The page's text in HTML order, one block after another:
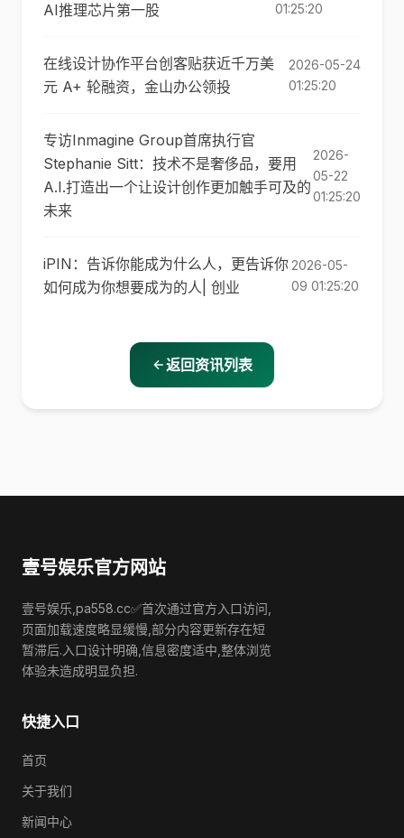
AI推理芯片第一股
01:25:20
在线设计协作平台创客贴获近千万美
元 A+ 轮融资，金山办公领投
2026-05-24
01:25:20
专访Inmagine Group首席执行官
Stephanie Sitt：技术不是奢侈品，要用
A.I.打造出一个让设计创作更加触手可及的
未来
2026-
05-22
01:25:20
iPIN：告诉你能成为什么人，更告诉你
如何成为你想要成为的人| 创业
2026-05-
09 01:25:20
返回资讯列表
壹号娱乐官方网站
壹号娱乐,pa558.cc✅首次通过官方入口访问,
页面加载速度略显缓慢,部分内容更新存在短
暂滞后.入口设计明确,信息密度适中,整体浏览
体验未造成明显负担.
快捷入口
首页
关于我们
新闻中心